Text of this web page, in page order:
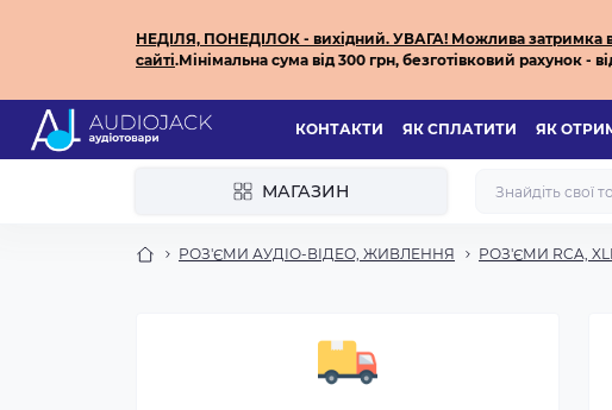
НЕДІЛЯ, ПОНЕДІЛОК - вихідний. УВАГА! Можлива затримка
сайті.Мінімальна сума від 300 грн, безготівковий рахунок -
КОНТАКТИ ЯК СПЛАТИТИ ЯК
МАГАЗИН
РОЗ'ЄМИ АУДІО-ВІДЕО, ЖИВЛЕННЯ РОЗ'ЄМИ RCA,